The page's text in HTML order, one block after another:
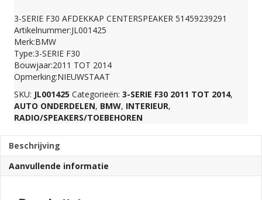
F30
AFDEKKAP
CENTERSPEAKER
51459239291
aantal
3-SERIE F30 AFDEKKAP CENTERSPEAKER 51459239291
Artikelnummer:JL001425
Merk:BMW
Type:3-SERIE F30
Bouwjaar:2011 TOT 2014
Opmerking:NIEUWSTAAT
SKU: JL001425 Categorieën: 3-SERIE F30 2011 TOT 2014,
AUTO ONDERDELEN, BMW, INTERIEUR,
RADIO/SPEAKERS/TOEBEHOREN
Beschrijving
Aanvullende informatie